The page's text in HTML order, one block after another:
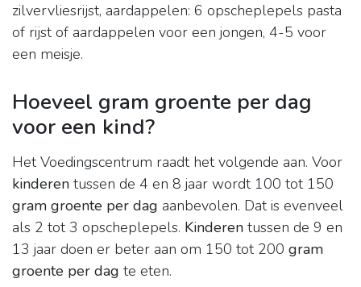
zilvervliesrijst, aardappelen: 6 opscheplepels pasta
of rijst of aardappelen voor een jongen, 4-5 voor
een meisje.
Hoeveel gram groente per dag
voor een kind?
Het Voedingscentrum raadt het volgende aan. Voor
kinderen tussen de 4 en 8 jaar wordt 100 tot 150
gram groente per dag aanbevolen. Dat is evenveel
als 2 tot 3 opscheplepels. Kinderen tussen de 9 en
13 jaar doen er beter aan om 150 tot 200 gram
groente per dag te eten.